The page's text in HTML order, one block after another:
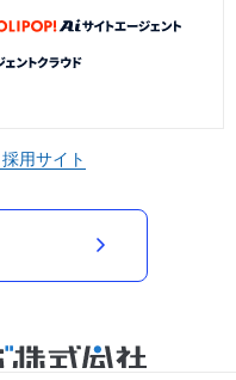
採用サイト